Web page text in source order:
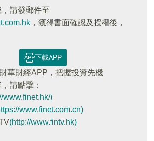
請發郵件至
，獲得書面確認及授權後，
下載APP
華財經APP，把握投資先機
請點擊：
www.finet.hk/)
www.finet.com.cn)
(http://www.fintv.hk)